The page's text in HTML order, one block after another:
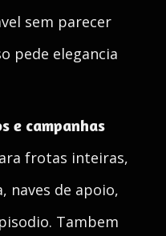
sem parecer
pede elegancia
e campanhas
frotas inteiras,
naves de apoio,
Tambem